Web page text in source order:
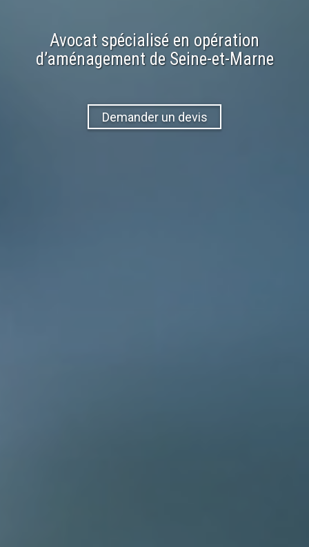
Avocat spécialisé en opération
d’aménagementde Seine-et-Marne
Demander un devis